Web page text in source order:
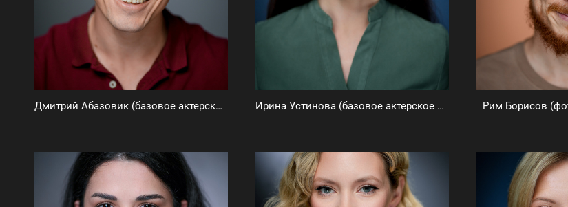
Дмитрий Абазовик (базовое актерское портфолио) Ирина Устинова (базовое актерское портфолио) Рим Борисов